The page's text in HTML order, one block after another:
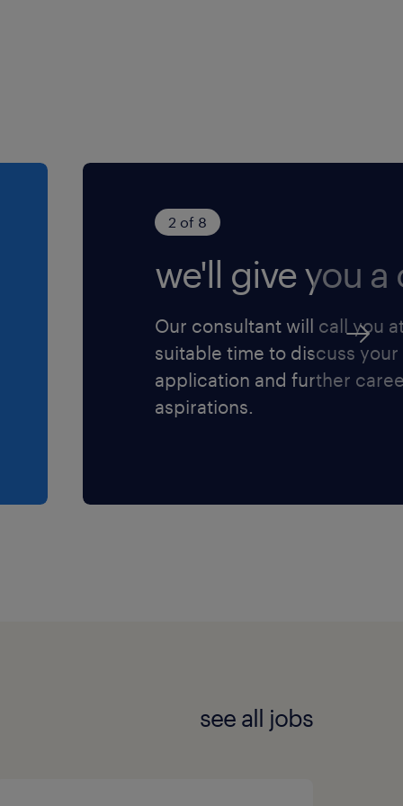
2 of 8
we'll give you a
Our consultant will call you
suitable time to discuss your
application and further
aspirations.
see all jobs